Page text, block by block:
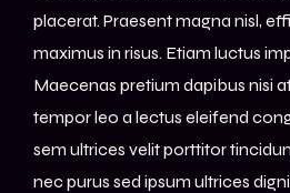
placerat. Praesent magna nisl,
maximus in risus. Etiam luctus
Maecenas pretium dapibus nisi
tempor leo a lectus eleifend
sem ultrices velit porttitor
nec purus sed ipsum ultrices